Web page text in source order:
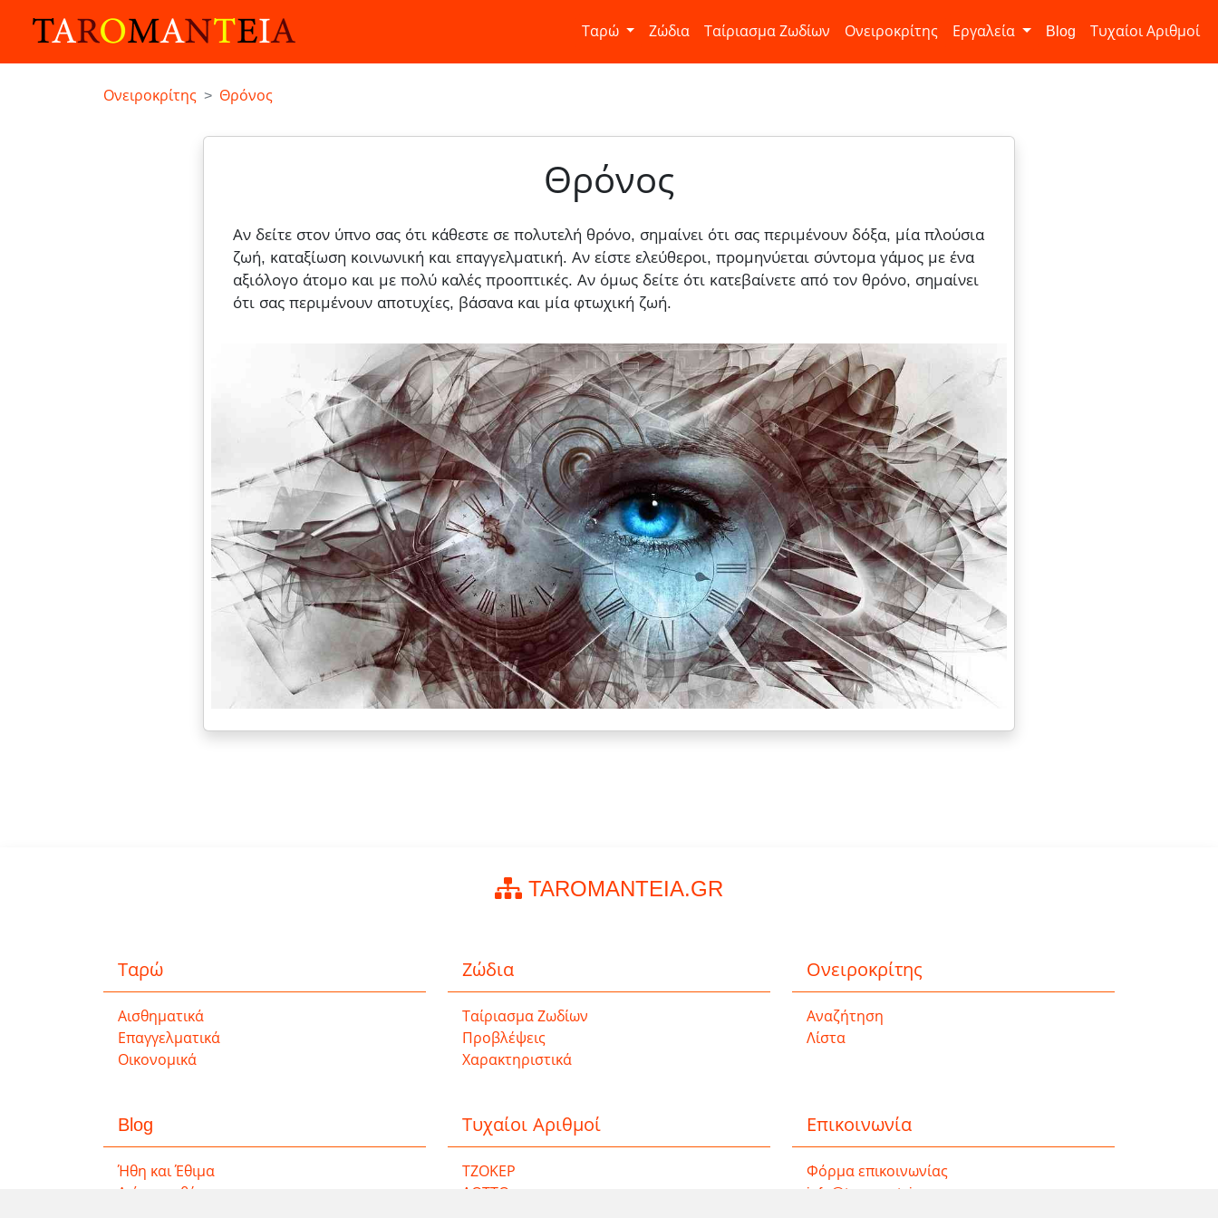
Ταρώ Ζώδια Ταίριασμα Ζωδίων Ονειροκρίτης Εργαλεία Blog Τυχαίοι Αριθμοί
Ονειροκρίτης Θρόνος
Θρόνος
Αν δείτε στον ύπνο σας ότι κάθεστε σε πολυτελή θρόνο, σημαίνει ότι σας περιμένουν δόξα, μία πλούσια
ζωή, καταξίωση κοινωνική και επαγγελματική. Αν είστε ελεύθεροι, προμηνύεται σύντομα γάμος με ένα
αξιόλογο άτομο και με πολύ καλές προοπτικές. Αν όμως δείτε ότι κατεβαίνετε από τον θρόνο, σημαίνει
ότι σας περιμένουν αποτυχίες, βάσανα και μία φτωχική ζωή.
TAROMANTEIA.GR
Ταρώ
Αισθηματικά
Επαγγελματικά
Οικονομικά
Ζώδια
Ταίριασμα Ζωδίων
Προβλέψεις
Χαρακτηριστικά
Ονειροκρίτης
Αναζήτηση
Λίστα
Blog
Ήθη και Έθιμα
Διάφορα θέματα
Τυχαίοι Αριθμοί
ΤΖΟΚΕΡ
ΛΟΤΤΟ
Επικοινωνία
Φόρμα επικοινωνίας
info@taromanteia.gr